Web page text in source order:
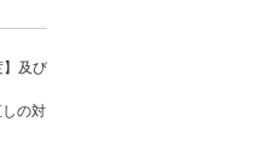
】及び
の対